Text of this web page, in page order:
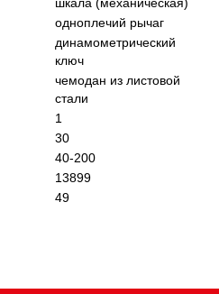
одноплечий рычаг
динамометрический
ключ
чемодан из листовой
стали
1
30
40-200
13899
49